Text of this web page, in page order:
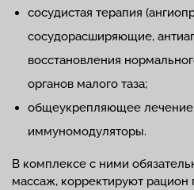
сосудистая терапия
сосудорасширяющие,
восстановления
органов малого таза;
общеукрепляющее
иммуномодуляторы.
В комплексе с ними
массаж, корректируют рацион